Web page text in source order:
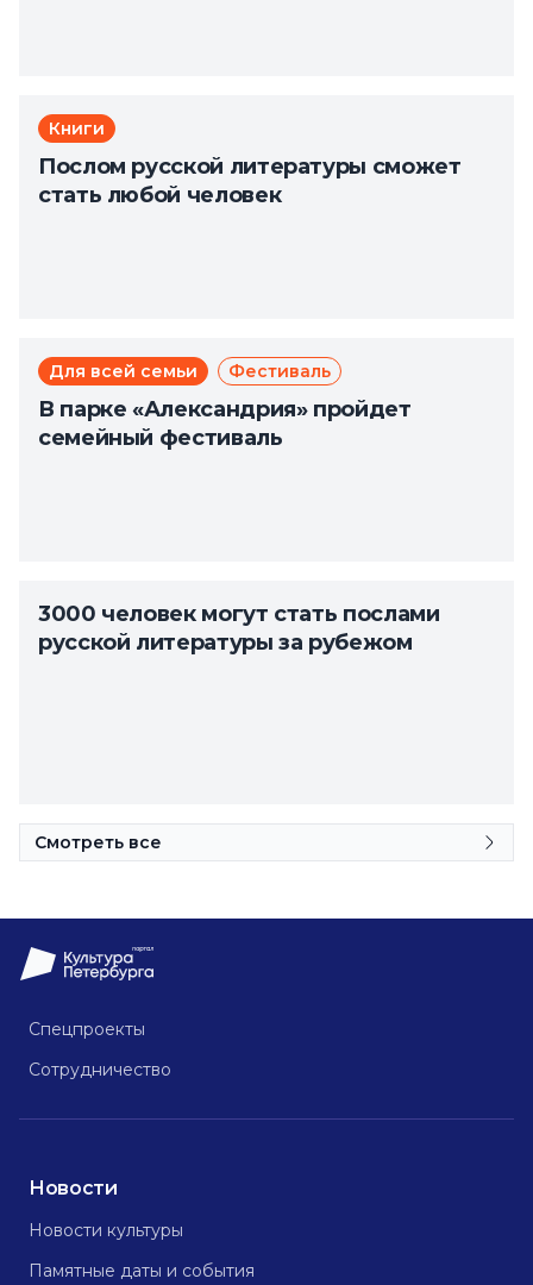
Книги
Послом русской литературы сможет
стать любой человек
Для всей семьи Фестиваль
В парке «Александрия» пройдет
семейный фестиваль
3000 человек могут стать послами
русской литературы за рубежом
Смотреть все
Спецпроекты
Сотрудничество
Новости
Новости культуры
Памятные даты и события